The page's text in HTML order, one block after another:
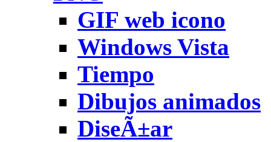
GIF web icono
Windows Vista
Tiempo
Dibujos animados
DiseÃ±ar